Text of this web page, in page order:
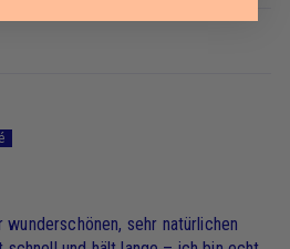
sehr natürlichen